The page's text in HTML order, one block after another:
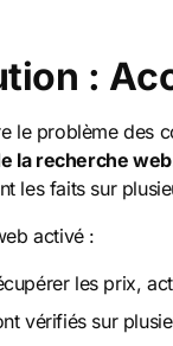
:
le problème des
la recherche web
les faits sur
activé :
les prix,
vérifiés sur